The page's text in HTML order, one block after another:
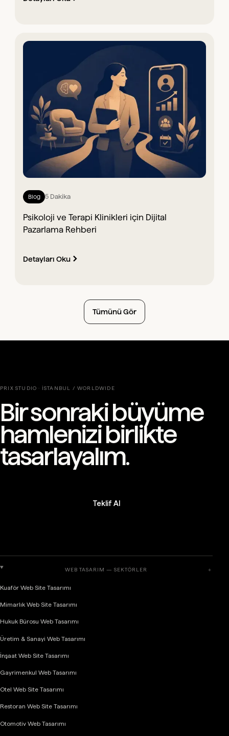
Blog 5 Dakika
Psikoloji ve Terapi Klinikleri için Dijital
Pazarlama Rehberi
Detayları Oku
Tümünü Gör
PRIX STUDIO · İSTANBUL / WORLDWIDE
Bir sonraki büyüme
hamlenizi birlikte
tasarlayalım.
Teklif Al
WEB TASARIM — SEKTÖRLER ＋
Kuaför Web Site Tasarımı
Mimarlık Web Site Tasarımı
Hukuk Bürosu Web Tasarımı
Üretim & Sanayi Web Tasarımı
İnşaat Web Site Tasarımı
Gayrimenkul Web Tasarımı
Otel Web Site Tasarımı
Restoran Web Site Tasarımı
Otomotiv Web Tasarımı